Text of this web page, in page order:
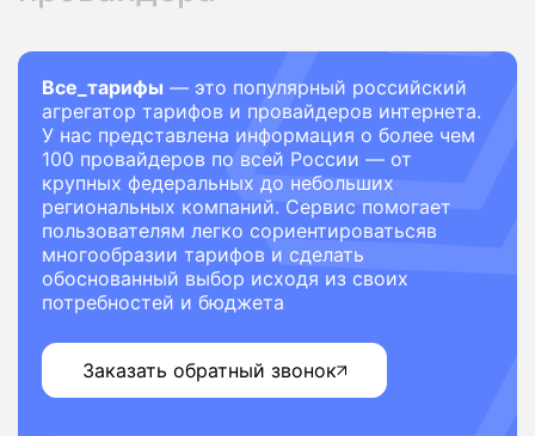
Все_тарифы — это популярный российский
агрегатор тарифов и провайдеров интернета.
У нас представлена информация о более чем
100 провайдеров по всей России — от
крупных федеральных до небольших
региональных компаний. Сервис помогает
пользователям легко сориентироватьсяв
многообразии тарифов и сделать
обоснованный выбор исходя из своих
потребностей и бюджета
Заказать обратный звонок